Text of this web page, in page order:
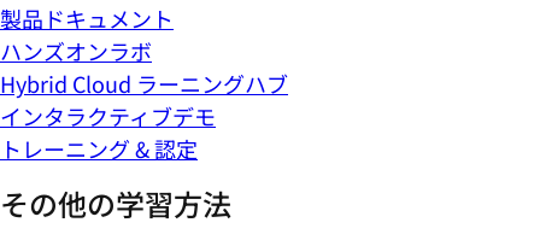
製品ドキュメント
ハンズオンラボ
Hybrid Cloud ラーニングハブ
インタラクティブデモ
トレーニング & 認定
その他の学習方法